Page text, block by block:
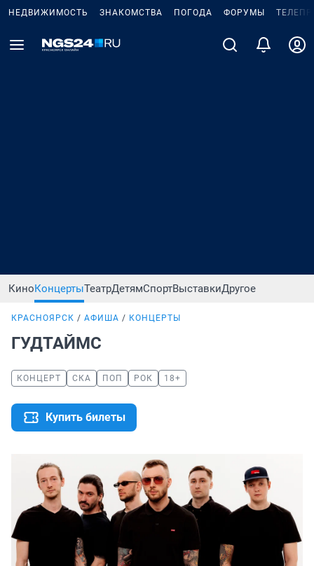
НЕДВИЖИМОСТЬ ЗНАКОМСТВА ПОГОДА ФОРУМЫ
КиноКонцертыТеатрДетямСпортВыставкиДругое
КРАСНОЯРСК АФИША КОНЦЕРТЫ
ГУДТАЙМС
КОНЦЕРТ СКА ПОП РОК 18+
Купить билеты